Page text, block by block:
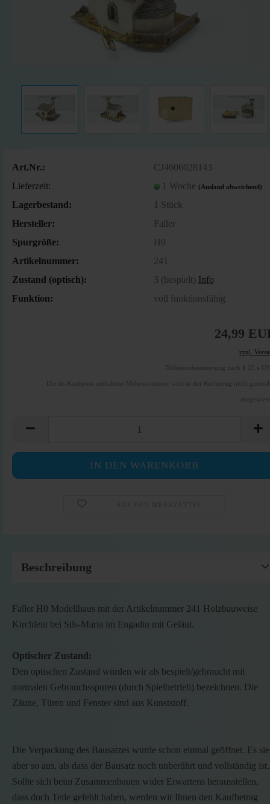
Art.Nr.:
CJ4606028143
Lieferzeit:
1 Woche (Ausland abweichend)
Lagerbestand: 1 Stück
Hersteller:
Faller
Spurgröße:
H0
Artikelnummer:
241
Zustand (optisch):
3 (bespielt) Info
Funktion:
voll funktionsfähig
24,99
zzgl.
Differenzbesteuerung nach § 25 a
Die im Kaufpreis enthaltene Mehrwertsteuer wird in der Rechnung nicht
Beschreibung
Faller H0 Modellhaus mit der Artikelnummer 241 Holzbauweise
Kirchlein bei Sils-Maria im Engadin mit Geläut.
Optischer Zustand:
Den optischen Zustand würden wir als bespielt/gebraucht mit
normalen Gebrauchsspuren (durch Spielbetrieb) bezeichnen. Die
Zäune, Türen und Fenster sind aus Kunststoff.
Die Verpackung des Bausatzes wurde schon einmal geöffnet. Es
aber so aus, als dass der Bausatz noch unberührt und vollständig ist.
Sollte sich beim Zusammenbauen wider Erwartens herausstellen,
dass doch Teile gefehlt haben, werden wir Ihnen den Kaufbetrag